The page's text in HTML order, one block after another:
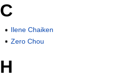
C
Ilene Chaiken
Zero Chou
H